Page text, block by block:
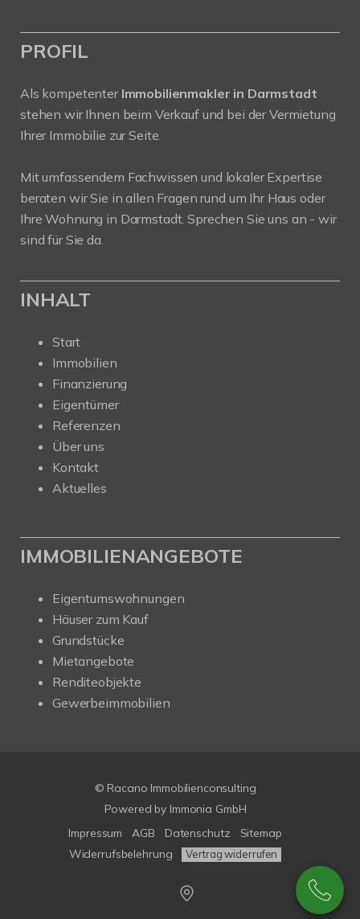
PROFIL
Als kompetenter Immobilienmakler in Darmstadt
stehen wir Ihnen beim Verkauf und bei der Vermietung
Ihrer Immobilie zur Seite.
Mit umfassendem Fachwissen und lokaler Expertise
beraten wir Sie in allen Fragen rund um Ihr Haus oder
Ihre Wohnung in Darmstadt. Sprechen Sie uns an - wir
sind für Sie da.
INHALT
Start
Immobilien
Finanzierung
Eigentümer
Referenzen
Über uns
Kontakt
Aktuelles
IMMOBILIENANGEBOTE
Eigentumswohnungen
Häuser zum Kauf
Grundstücke
Mietangebote
Renditeobjekte
Gewerbeimmobilien
© Racano Immobilienconsulting
Powered by Immonia GmbH
Impressum
AGB Datenschutz
Sitemap
Widerrufsbelehrung
Vertrag widerrufen